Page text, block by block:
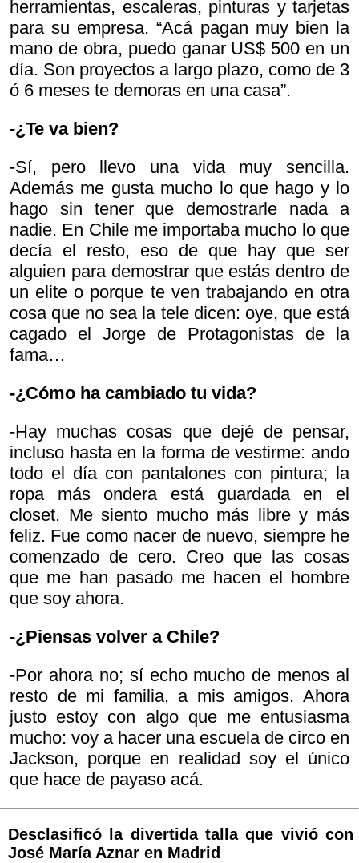
herramientas, escaleras, pinturas y tarjetas
para su empresa. “Acá pagan muy bien la
mano de obra, puedo ganar US$ 500 en un
día. Son proyectos a largo plazo, como de 3
ó 6 meses te demoras en una casa”.
-¿Te va bien?
-Sí, pero llevo una vida muy sencilla.
Además me gusta mucho lo que hago y lo
hago sin tener que demostrarle nada a
nadie. En Chile me importaba mucho lo que
decía el resto, eso de que hay que ser
alguien para demostrar que estás dentro de
un elite o porque te ven trabajando en otra
cosa que no sea la tele dicen: oye, que está
cagado el Jorge de Protagonistas de la
fama…
-¿Cómo ha cambiado tu vida?
-Hay muchas cosas que dejé de pensar,
incluso hasta en la forma de vestirme: ando
todo el día con pantalones con pintura; la
ropa más ondera está guardada en el
closet. Me siento mucho más libre y más
feliz. Fue como nacer de nuevo, siempre he
comenzado de cero. Creo que las cosas
que me han pasado me hacen el hombre
que soy ahora.
-¿Piensas volver a Chile?
-Por ahora no; sí echo mucho de menos al
resto de mi familia, a mis amigos. Ahora
justo estoy con algo que me entusiasma
mucho: voy a hacer una escuela de circo en
Jackson, porque en realidad soy el único
que hace de payaso acá.
Desclasificó la divertida talla que vivió con
José María Aznar en Madrid